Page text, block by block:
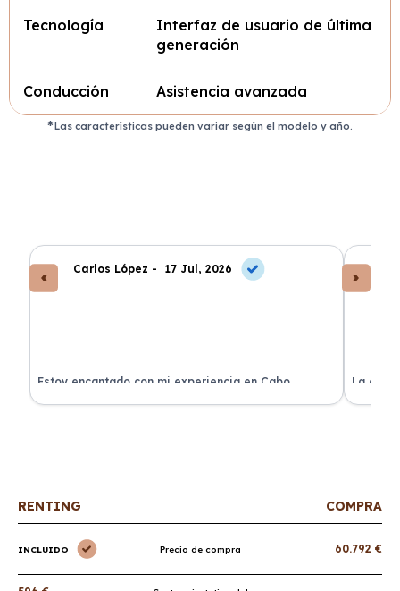
Tecnología
Interfaz de usuario de última
generación
Conducción Asistencia avanzada
Las características pueden variar según el modelo y año.
Carlos López - 17 Jul, 2026
Estoy encantado con mi experiencia en Cabo
Renting. El coche llegó en perfectas condiciones y sin
La
de
RENTING COMPRA
INCLUIDO Precio de compra 60.792 €